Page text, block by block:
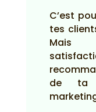
C’est
tes
Mais
de ta